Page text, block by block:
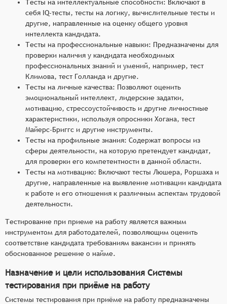
Тесты на интеллектуальные способности: Включают в
себя IQ-тесты, тесты на логику, вычислительные тесты и
другие, направленные на оценку общего уровня
интеллекта кандидата.
Тесты на профессиональные навыки: Предназначены для
проверки наличия у кандидата необходимых
профессиональных знаний и умений, например, тест
Климова, тест Голланда и другие.
Тесты на личные качества: Позволяют оценить
эмоциональный интеллект, лидерские задатки,
мотивацию, стрессоустойчивость и другие личностные
характеристики, используя опросники Хогана, тест
Майерс-Бриггс и другие инструменты.
Тесты на профильные знания: Содержат вопросы из
сферы деятельности, на которую претендует кандидат,
для проверки его компетентности в данной области.
Тесты на мотивацию: Включают тесты Люшера, Роршаха и
другие, направленные на выявление мотивации кандидата
к работе и его отношения к различным аспектам трудовой
деятельности.
Тестирование при приеме на работу является важным
инструментом для работодателей, позволяющим оценить
соответствие кандидата требованиям вакансии и принять
обоснованное решение о найме.
Назначение и цели использования Системы
тестирования при приёме на работу
Системы тестирования при приёме на работу предназначены